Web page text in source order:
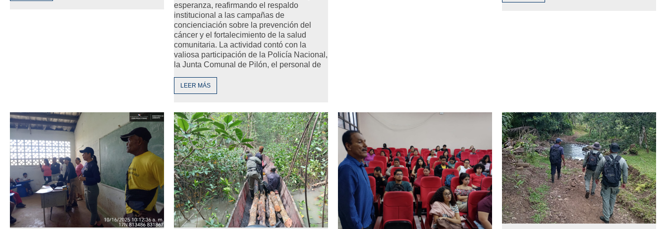
esperanza, reafirmando el respaldo
institucional a las campañas de
concienciación sobre la prevención del
cáncer y el fortalecimiento de la salud
comunitaria. La actividad contó con la
valiosa participación de la Policía Nacional,
la Junta Comunal de Pilón, el personal de
LEER MÁS